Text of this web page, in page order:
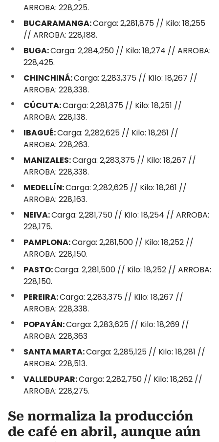
ARROBA: 228,225.
BUCARAMANGA:Carga: 2,281,875 // Kilo: 18,255
// ARROBA: 228,188.
BUGA:Carga: 2,284,250 // Kilo: 18,274 // ARROBA:
228,425.
CHINCHINÁ:Carga: 2,283,375 // Kilo: 18,267 //
ARROBA: 228,338.
CÚCUTA:Carga: 2,281,375 // Kilo: 18,251 //
ARROBA: 228,138.
IBAGUÉ:Carga: 2,282,625 // Kilo: 18,261 //
ARROBA: 228,263.
MANIZALES:Carga: 2,283,375 // Kilo: 18,267 //
ARROBA: 228,338.
MEDELLÍN:Carga: 2,282,625 // Kilo: 18,261 //
ARROBA: 228,163.
NEIVA:Carga: 2,281,750 // Kilo: 18,254 // ARROBA:
228,175.
PAMPLONA:Carga: 2,281,500 // Kilo: 18,252 //
ARROBA: 228,150.
PASTO:Carga: 2,281,500 // Kilo: 18,252 // ARROBA:
228,150.
PEREIRA:Carga: 2,283,375 // Kilo: 18,267 //
ARROBA: 228,338.
POPAYÁN:Carga: 2,283,625 // Kilo: 18,269 //
ARROBA: 228,363
SANTA MARTA:Carga: 2,285,125 // Kilo: 18,281 //
ARROBA: 228,513.
VALLEDUPAR:Carga: 2,282,750 // Kilo: 18,262 //
ARROBA: 228,275.
Se normaliza la producción
de café en abril, aunque aún